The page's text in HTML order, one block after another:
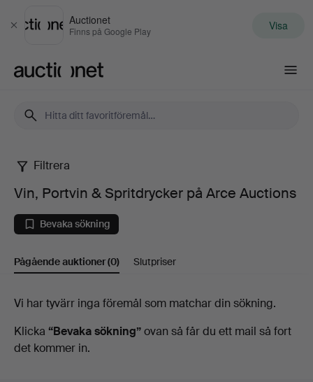
Stäng
Auctionet
Finns på Google Play Visa
Vin,
Portvin
&
Spritdrycker
på
Arce
Filtrera
Vin, Portvin & Spritdrycker på Arce Auctions
Bevaka sökning
Pågående auktioner(0) Slutpriser
Pågående
auktioner
Vi har tyvärr inga föremål som matchar din sökning.
Klicka “Bevaka sökning”ovan så får du ett mail så fort
det kommer in.